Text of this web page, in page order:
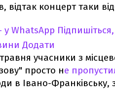
відтак концерт таки
у WhatsApp
Додати
учасники з
просто не
в Івано-